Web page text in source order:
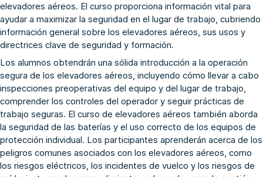
elevadores aéreos. El curso proporciona información vital para
ayudar a maximizar la seguridad en el lugar de trabajo, cubriendo
información general sobre los elevadores aéreos, sus usos y
directrices clave de seguridad y formación.
Los alumnos obtendrán una sólida introducción a la operación
segura de los elevadores aéreos, incluyendo cómo llevar a cabo
inspecciones preoperativas del equipo y del lugar de trabajo,
comprender los controles del operador y seguir prácticas de
trabajo seguras. El curso de elevadores aéreos también aborda
la seguridad de las baterías y el uso correcto de los equipos de
protección individual. Los participantes aprenderán acerca de los
peligros comunes asociados con los elevadores aéreos, como
los riesgos eléctricos, los incidentes de vuelco y los riesgos de